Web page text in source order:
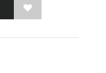
WISH LIST